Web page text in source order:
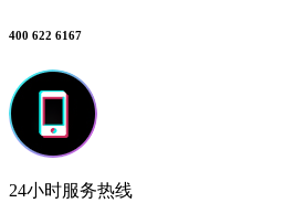
400 622 6167
24小时服务热线